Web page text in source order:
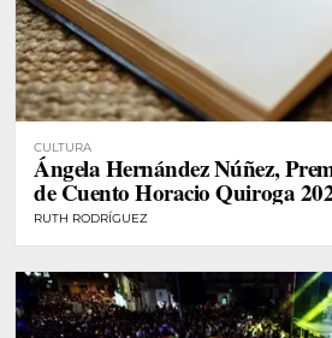
CULTURA
Ángela Hernández Núñez,
de Cuento Horacio Quiroga
RUTH RODRÍGUEZ